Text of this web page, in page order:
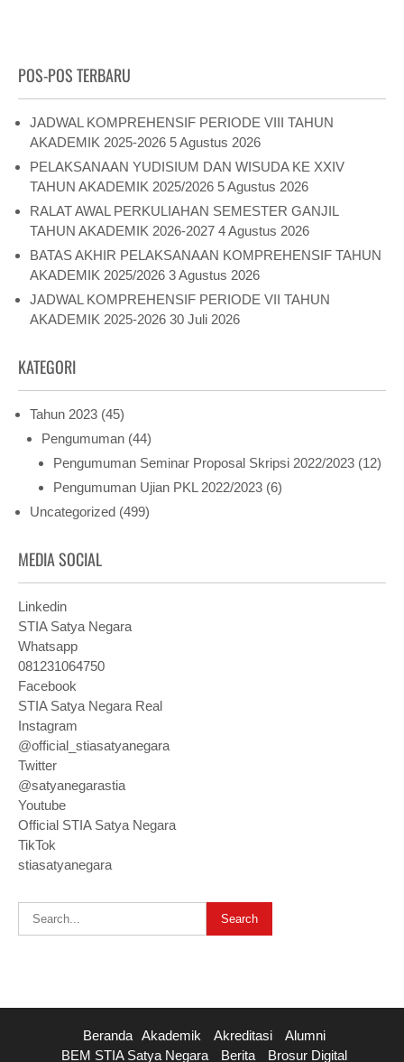
POS-POS TERBARU
JADWAL KOMPREHENSIF PERIODE VIII TAHUN
AKADEMIK 2025-2026 5 Agustus 2026
PELAKSANAAN YUDISIUM DAN WISUDA KE XXIV
TAHUN AKADEMIK 2025/2026 5 Agustus 2026
RALAT AWAL PERKULIAHAN SEMESTER GANJIL
TAHUN AKADEMIK 2026-2027 4 Agustus 2026
BATAS AKHIR PELAKSANAAN KOMPREHENSIF TAHUN
AKADEMIK 2025/2026 3 Agustus 2026
JADWAL KOMPREHENSIF PERIODE VII TAHUN
AKADEMIK 2025-2026 30 Juli 2026
KATEGORI
Tahun 2023 (45)
Pengumuman (44)
Pengumuman Seminar Proposal Skripsi 2022/2023 (12)
Pengumuman Ujian PKL 2022/2023 (6)
Uncategorized (499)
MEDIA SOCIAL
Linkedin
STIA Satya Negara
Whatsapp
081231064750
Facebook
STIA Satya Negara Real
Instagram
@official_stiasatyanegara
Twitter
@satyanegarastia
Youtube
Official STIA Satya Negara
TikTok
stiasatyanegara
Beranda Akademik Akreditasi
Alumni
BEM STIA Satya Negara
Berita Brosur Digital